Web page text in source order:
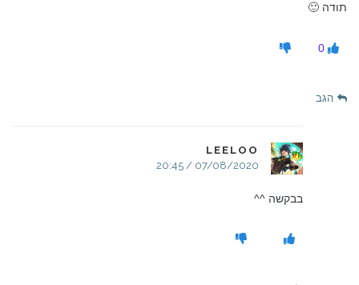
תודה 🙂
0
הגב
LEELOO
07/08/2020 / 20:45
בבקשה ^^